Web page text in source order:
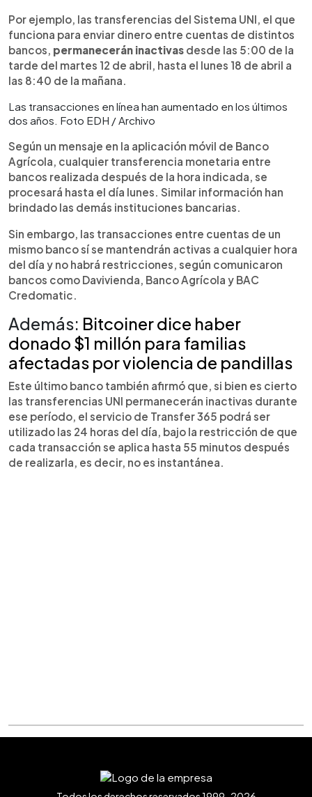
Por ejemplo, las transferencias del Sistema UNI, el que
funciona para enviar dinero entre cuentas de distintos
bancos, permanecerán inactivas desde las 5:00 de la
tarde del martes 12 de abril, hasta el lunes 18 de abril a
las 8:40 de la mañana.
Las transacciones en línea han aumentado en los últimos
dos años. Foto EDH / Archivo
Según un mensaje en la aplicación móvil de Banco
Agrícola, cualquier transferencia monetaria entre
bancos realizada después de la hora indicada, se
procesará hasta el día lunes. Similar información han
brindado las demás instituciones bancarias.
Sin embargo, las transacciones entre cuentas de un
mismo banco sí se mantendrán activas a cualquier hora
del día y no habrá restricciones, según comunicaron
bancos como Davivienda, Banco Agrícola y BAC
Credomatic.
Además: Bitcoiner dice haber
donado $1 millón para familias
afectadas por violencia de pandillas
Este último banco también afirmó que, si bien es cierto
las transferencias UNI permanecerán inactivas durante
ese período, el servicio de Transfer 365 podrá ser
utilizado las 24 horas del día, bajo la restricción de que
cada transacción se aplica hasta 55 minutos después
de realizarla, es decir, no es instantánea.